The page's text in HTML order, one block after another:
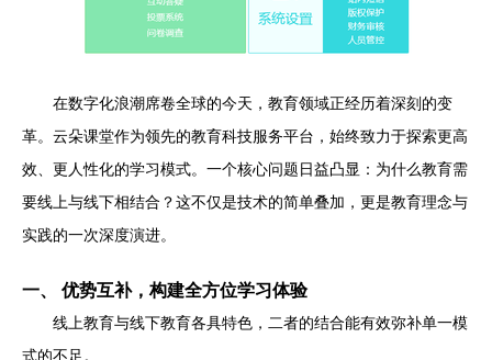
在数字化浪潮席卷全球的今天，教育领域正经历着深刻的变
革。云朵课堂作为领先的教育科技服务平台，始终致力于探索更高
效、更人性化的学习模式。一个核心问题日益凸显：为什么教育需
要线上与线下相结合？这不仅是技术的简单叠加，更是教育理念与
实践的一次深度演进。
一、 优势互补，构建全方位学习体验
线上教育与线下教育各具特色，二者的结合能有效弥补单一模
式的不足。